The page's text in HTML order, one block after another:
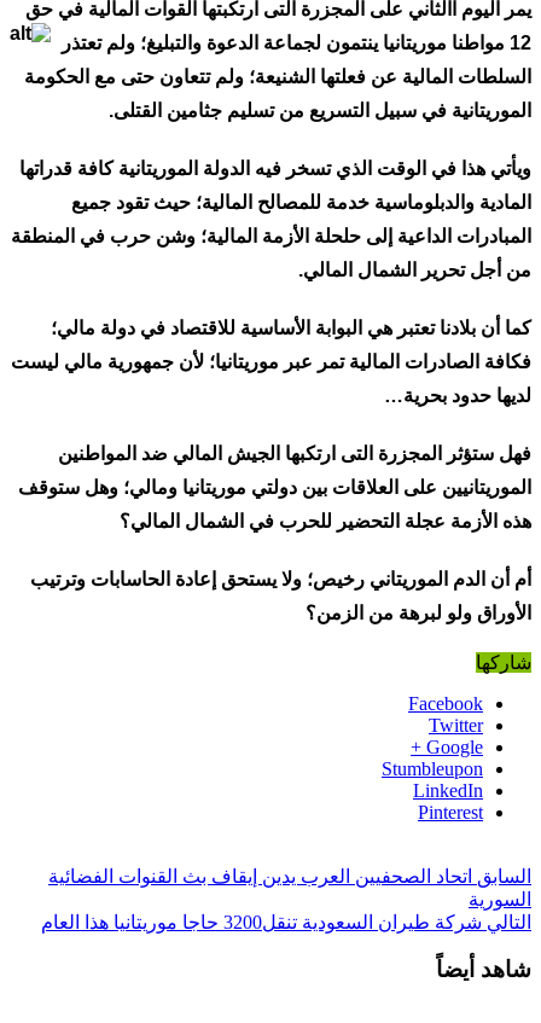
يمر اليوم االثاني على المجزرة التى ارتكبتها القوات المالية في حق
12 مواطنا موريتانيا ينتمون لجماعة الدعوة
والتبليغ؛ ولم تعتذر
السلطات المالية عن فعلتها الشنيعة؛ ولم تتعاون حتى مع الحكومة
الموريتانية في سبيل التسريع من تسليم جثامين القتلى.
ويأتي هذا في الوقت الذي تسخر فيه الدولة الموريتانية كافة قدراتها
المادية والدبلوماسية خدمة للمصالح المالية؛ حيث تقود جميع
المبادرات الداعية إلى حلحلة الأزمة المالية؛ وشن حرب في المنطقة
من أجل تحرير الشمال المالي.
كما أن بلادنا تعتبر هي البوابة الأساسية للاقتصاد في دولة مالي؛
فكافة الصادرات المالية تمر عبر موريتانيا؛ لأن جمهورية مالي ليست
لديها حدود بحرية…
فهل ستؤثر المجزرة التى ارتكبها الجيش المالي ضد المواطنين
الموريتانيين على العلاقات بين دولتي موريتانيا ومالي؛ وهل ستوقف
هذه الأزمة عجلة التحضير للحرب في الشمال المالي؟
أم أن الدم الموريتاني رخيص؛ ولا يستحق إعادة الحاسابات وترتيب
الأوراق ولو لبرهة من الزمن؟
شاركها
Facebook
Twitter
Google +
Stumbleupon
LinkedIn
Pinterest
السابق اتحاد الصحفيين العرب يدين إيقاف بث القنوات الفضائية
السورية
التالي شركة طيران السعودية تنقل3200 حاجا موريتانيا هذا العام
شاهد أيضاً